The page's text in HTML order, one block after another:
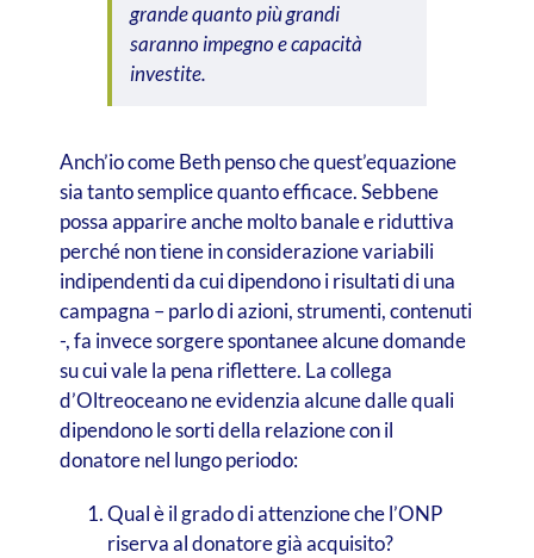
grande quanto più grandi
saranno impegno e capacità
investite.
Anch’io come Beth penso che quest’equazione
sia tanto semplice quanto efficace. Sebbene
possa apparire anche molto banale e riduttiva
perché non tiene in considerazione variabili
indipendenti da cui dipendono i risultati di una
campagna – parlo di azioni, strumenti, contenuti
-, fa invece sorgere spontanee alcune domande
su cui vale la pena riflettere. La collega
d’Oltreoceano ne evidenzia alcune dalle quali
dipendono le sorti della relazione con il
donatore nel lungo periodo:
Qual è il grado di attenzione che l’ONP
riserva al donatore già acquisito?